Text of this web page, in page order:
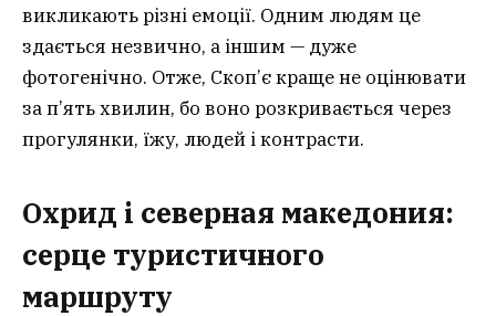
викликають різні емоції. Одним людям це
здається незвично, а іншим — дуже
фотогенічно. Отже, Скоп’є краще не оцінювати
за п’ять хвилин, бо воно розкривається через
прогулянки, їжу, людей і контрасти.
Охрид і северная македония:
серце туристичного
маршруту